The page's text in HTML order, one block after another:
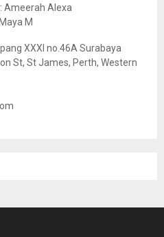
: Ameerah Alexa
M
XXXI no.46A Surabaya
St, St James, Perth, Western